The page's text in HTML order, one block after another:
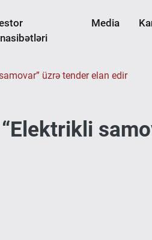
Media
üzrə tender elan edir